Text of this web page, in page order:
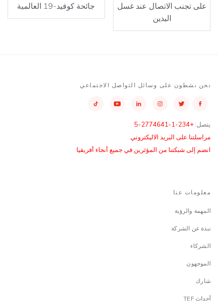
جائحة كوفيد-19 العالمية
على تجنب الاتصال عند غسل
اليدين
نحن نشطون على وسائل التواصل الاجتماعي
يتصل: +234-1-2774641-5
مراسلتنا على البريد الاليكتروني
انضم إلى شبكتنا من المؤثرين في جميع أنحاء أفريقيا
معلومات عنا
المهمة والرؤية
نبذة عن الشركة
الشركاء
الموجهون
شارك
أحداث TEF